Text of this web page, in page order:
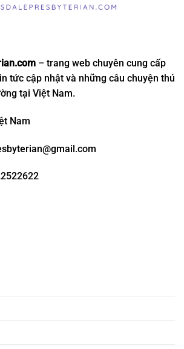
– trang web chuyên cung cấp
tức cập nhật và những câu chuyện thú
tại Việt Nam.
Nam